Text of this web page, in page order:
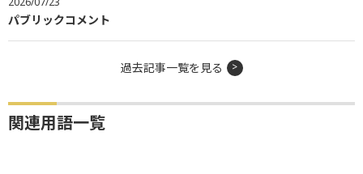
パブリックコメント
過去記事一覧を見る
関連用語一覧